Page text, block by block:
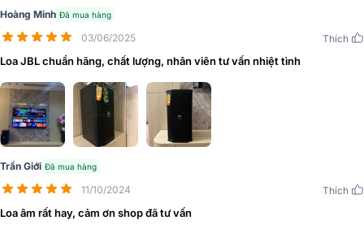
hàng KTV cao cấp, các câu lạc bộ, vv.
Tổng quan thiết kế loa karaoke JBL XS08
sở hữu tone màu đen nổi bật mang lại sự sang trọng,
cuốn hút trong mọi không gian phòng hát. Với kích thước 244
(Rộng) × 480 (Cao) × 289 (Sâu) mm và trọng lượng 11.9kg/ chiếc
nên khác dễ dàng trong việc vận chuyển cũng như lắp đặt loa
karaoke JBL XS08.
Hoàng Minh Đã mua hàng
03/06/2025 Thích
Loa JBL chuẩn hãng, chất lượng, nhân viên tư vấn nhiệt tình
Trần Giới Đã mua hàng
11/10/2024 Thích
Loa âm rất hay, cảm ơn shop đã tư vấn